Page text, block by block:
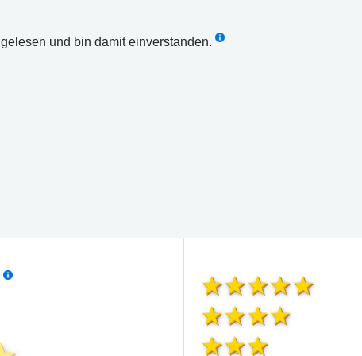
gelesen und bin damit einverstanden.